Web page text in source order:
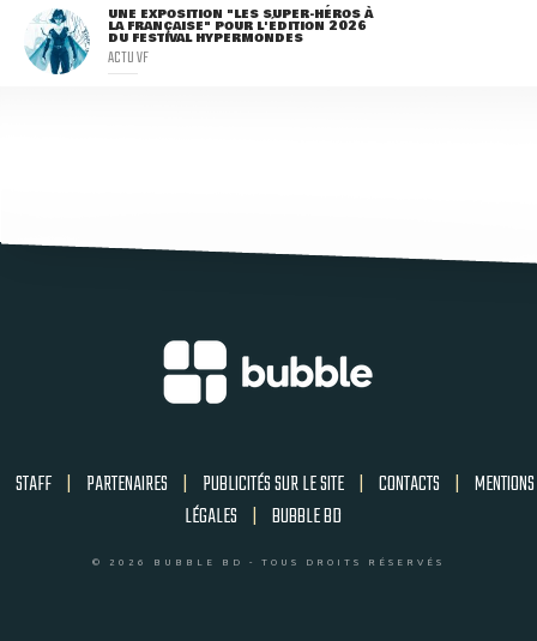
UNE EXPOSITION "LES SUPER-HÉROS À
LA FRANÇAISE" POUR L'ÉDITION 2026
DU FESTIVAL HYPERMONDES
ACTU VF
STAFF | PARTENAIRES | PUBLICITÉS SUR LE SITE | CONTACTS | MENTIONS
LÉGALES | BUBBLE BD
© 2026 BUBBLE BD - TOUS DROITS RÉSERVÉS